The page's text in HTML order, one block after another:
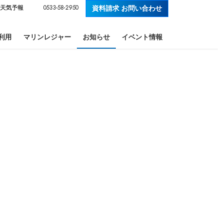
天気予報 0533-58-2950 資料請求 お問い合わせ
用 マリンレジャー お知らせ イベント情報